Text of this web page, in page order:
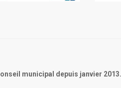
municipal depuis janvier 2013.